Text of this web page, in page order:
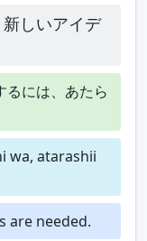
しいアイデ
るには、あたら
wa, atarashii
are needed.